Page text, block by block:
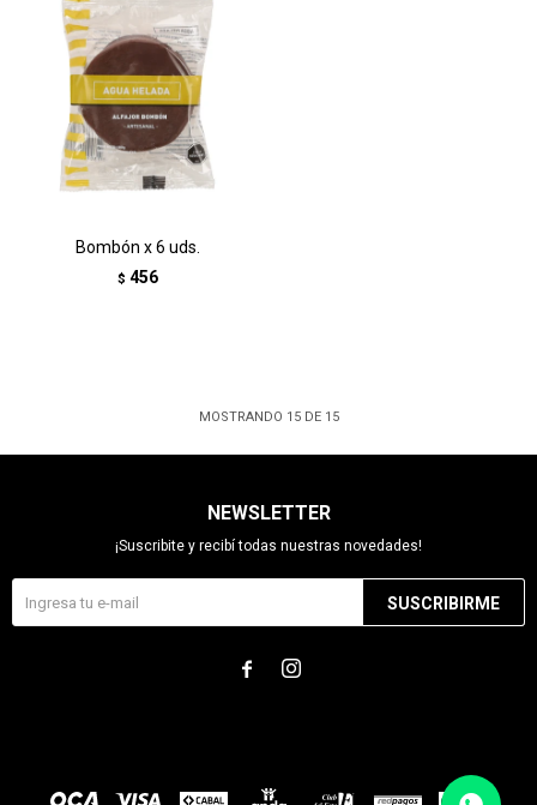
Bombón x 6 uds.
$ 456
MOSTRANDO 15DE 15
NEWSLETTER
¡Suscribite y recibí todas nuestras novedades!
SUSCRIBIRME
 